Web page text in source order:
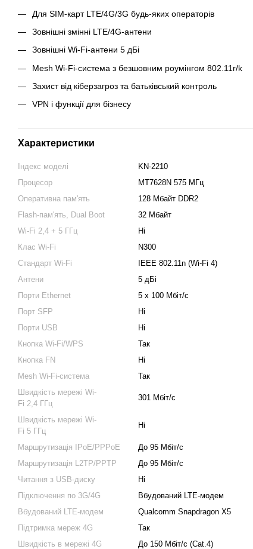
Для SIM-карт LTE/4G/3G будь-яких операторів
Зовнішні змінні LTE/4G-антени
Зовнішні Wi-Fi-антени 5 дБі
Mesh Wi-Fi-система з безшовним роумінгом 802.11r/k
Захист від кіберзагроз та батьківський контроль
VPN і функції для бізнесу
Характеристики
Індекс моделі
KN-2210
Процесор
MT7628N 575 МГц
Оперативна пам'ять
128 Мбайт DDR2
Flash-пам'ять, Dual Boot
32 Мбайт
Wi-Fi 2,4 + 5 ГГц
Ні
Клас Wi-Fi
N300
Стандарт Wi-Fi
IEEE 802.11n (Wi-Fi 4)
Антени
5 дБі
Порти Ethernet
5 x 100 Мбіт/с
Порт SFP
Ні
Порти USB
Ні
Кнопка Wi-Fi/WPS
Так
Кнопка FN
Ні
Mesh Wi-Fi-система
Так
Швидкість мережі Wi-
Fi 2,4 ГГц
301 Мбіт/с
Швидкість мережі Wi-
Fi 5 ГГц
Ні
Маршрутизація IPoE/PPPoE
До 95 Мбіт/с
Маршрутизація L2TP/PPTP
До 95 Мбіт/с
Читання з USB-диску
Ні
Підключення по 3G/4G
Вбудований LTE-модем
Вбудований LTE-модем
Qualcomm Snapdragon X5
Підтримка мереж 4G
Так
Швидкість в мережі 4G
До 150 Мбіт/с (Cat.4)